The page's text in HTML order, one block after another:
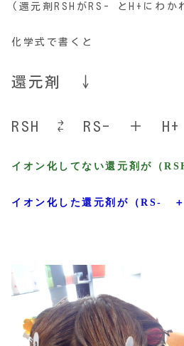
(還元剤RSHがRS- とH+にわか
化学式で書くと
還元剤 ↓
RSH ⇄ RS- ＋ H+
イオン化してない還元剤が（
イオン化した還元剤が（RS-